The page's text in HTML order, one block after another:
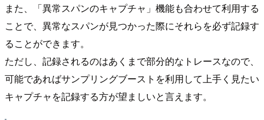
また、「異常スパンのキャプチャ」機能も合わせて利用する
ことで、異常なスパンが見つかった際にそれらを必ず記録す
ることができます。
ただし、記録されるのはあくまで部分的なトレースなので、
可能であればサンプリングブーストを利用して上手く見たい
キャプチャを記録する方が望ましいと言えます。